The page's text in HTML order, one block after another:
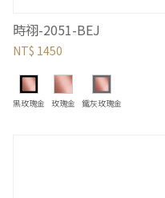
時祤-2051-BEJ
NT$ 1450
黑玫瑰金 玫瑰金 鐵灰玫瑰金